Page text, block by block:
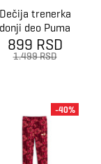
Dečija trenerka
donji deo Puma
Ess+
899 RSD
1.499 RSD
-40%